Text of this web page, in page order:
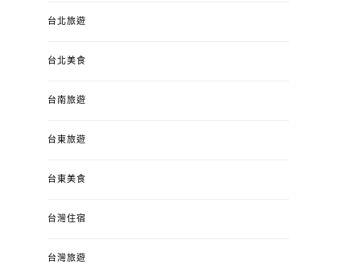
錯、認識華德福
ON
台北旅遊
台北美食
台南旅遊
台東旅遊
台東美食
台灣住宿
台灣旅遊